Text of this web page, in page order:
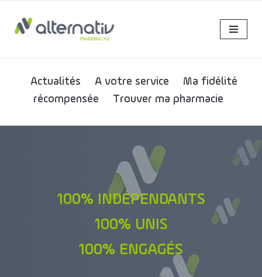
Aller
contenu
Actualités
A votre service
Ma fidélité
récompensée
Trouver ma pharmacie
100% INDÉPENDANTS
100% UNIS
100% ENGAGÉS